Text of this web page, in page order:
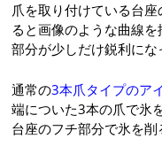
爪を取り付けている台
ると画像のような曲線
部分が少しだけ鋭利にな
通常の3本爪タイプのア
端についた3本の爪で氷
台座のフチ部分で氷を削